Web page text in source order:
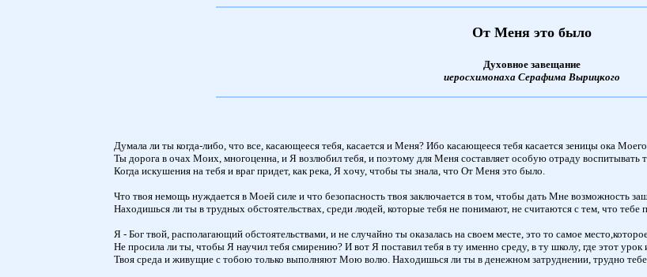
От Меня это было
Духовное завещание
иеросхимонаха Серафима Вырицкого
Думала ли ты когда-либо, что все, касающееся тебя, касается и Меня? Ибо касающееся тебя касается зеницы ока Моего.
Ты дорога в очах Моих, многоценна, и Я возлюбил тебя, и поэтому для Меня составляет особую отраду воспитывать
Когда искушения на тебя и враг придет, как река, Я хочу, чтобы ты знала, что От Меня это было.
Что твоя немощь нуждается в Моей силе и что безопасность твоя заключается в том, чтобы дать Мне возможность
Находишься ли ты в трудных обстоятельствах, среди людей, которые тебя не понимают, не считаются с тем, что
Я - Бог твой, располагающий обстоятельствами, и не случайно ты оказалась на своем месте, это то самое
Не просила ли ты, чтобы Я научил тебя смирению? И вот Я поставил тебя в ту именно среду, в ту школу, где этот урок
Твоя среда и живущие с тобою только выполняют Мою волю. Находишься ли ты в денежном затруднении, трудно